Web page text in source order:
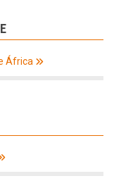
África